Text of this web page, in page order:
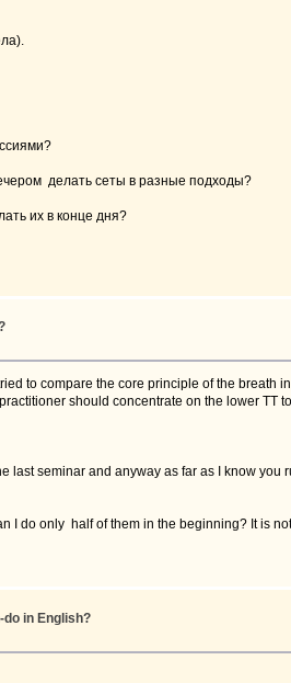
делать сеты в разные подходы?
их в конце дня?
to compare the core principle of the breath
should concentrate on the lower TT
last seminar and anyway as far as I know
I do only half of them in the beginning? It is
in English?